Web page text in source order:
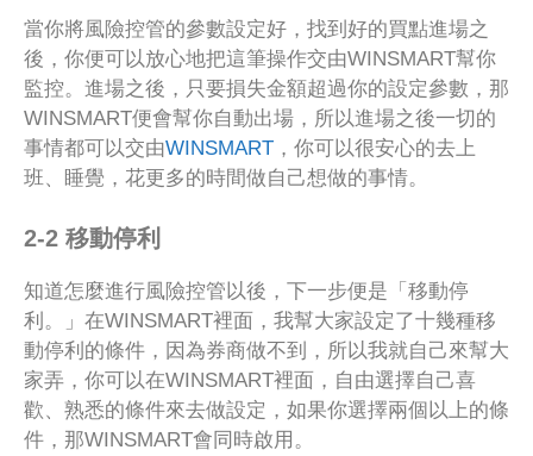
當你將風險控管的參數設定好，找到好的買點進場之
後，你便可以放心地把這筆操作交由WINSMART幫你
監控。進場之後，只要損失金額超過你的設定參數，那
WINSMART便會幫你自動出場，所以進場之後一切的
事情都可以交由WINSMART ，你可以很安心的去上
班、睡覺，花更多的時間做自己想做的事情。
2-2 移動停利
知道怎麼進行風險控管以後，下一步便是「移動停
利。」在WINSMART裡面，我幫大家設定了十幾種移
動停利的條件，因為券商做不到，所以我就自己來幫大
家弄，你可以在WINSMART裡面，自由選擇自己喜
歡、熟悉的條件來去做設定，如果你選擇兩個以上的條
件，那WINSMART會同時啟用。